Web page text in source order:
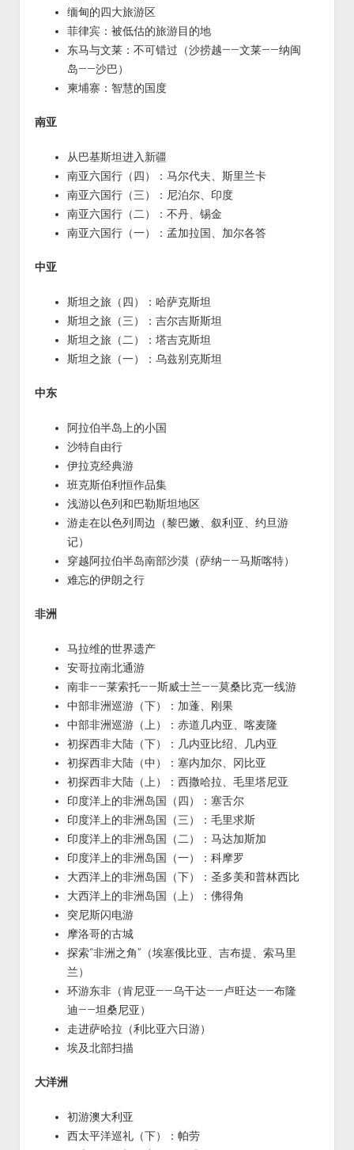
缅甸的四大旅游区
菲律宾：被低估的旅游目的地
东马与文莱：不可错过（沙捞越——文莱——纳闽
岛——沙巴）
柬埔寨：智慧的国度
南亚
从巴基斯坦进入新疆
南亚六国行（四）：马尔代夫、斯里兰卡
南亚六国行（三）：尼泊尔、印度
南亚六国行（二）：不丹、锡金
南亚六国行（一）：孟加拉国、加尔各答
中亚
斯坦之旅（四）：哈萨克斯坦
斯坦之旅（三）：吉尔吉斯斯坦
斯坦之旅（二）：塔吉克斯坦
斯坦之旅（一）：乌兹别克斯坦
中东
阿拉伯半岛上的小国
沙特自由行
伊拉克经典游
班克斯伯利恒作品集
浅游以色列和巴勒斯坦地区
游走在以色列周边（黎巴嫩、叙利亚、约旦游
记）
穿越阿拉伯半岛南部沙漠（萨纳——马斯喀特）
难忘的伊朗之行
非洲
马拉维的世界遗产
安哥拉南北通游
南非——莱索托——斯威士兰——莫桑比克一线游
中部非洲巡游（下）：加蓬、刚果
中部非洲巡游（上）：赤道几内亚、喀麦隆
初探西非大陆（下）：几内亚比绍、几内亚
初探西非大陆（中）：塞内加尔、冈比亚
初探西非大陆（上）：西撒哈拉、毛里塔尼亚
印度洋上的非洲岛国（四）：塞舌尔
印度洋上的非洲岛国（三）：毛里求斯
印度洋上的非洲岛国（二）：马达加斯加
印度洋上的非洲岛国（一）：科摩罗
大西洋上的非洲岛国（下）：圣多美和普林西比
大西洋上的非洲岛国（上）：佛得角
突尼斯闪电游
摩洛哥的古城
探索“非洲之角”（埃塞俄比亚、吉布提、索马里
兰）
环游东非（肯尼亚——乌干达——卢旺达——布隆
迪——坦桑尼亚）
走进萨哈拉（利比亚六日游）
埃及北部扫描
大洋洲
初游澳大利亚
西太平洋巡礼（下）：帕劳